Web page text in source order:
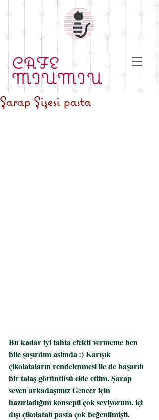
CAFE
MIUMIU
Şarap Şişesi pasta
Bu kadar iyi tahta efekti vermeme ben
bile şaşırdım aslında :) Karışık
çikolataların rendelenmesi ile de başarılı
bir talaş görüntüsü elde ettim. Şarap
seven arkadaşımız Gencer için
hazırladığım konsepti çok seviyorum. içi
dışı çikolatalı pasta çok beğenilmişti.